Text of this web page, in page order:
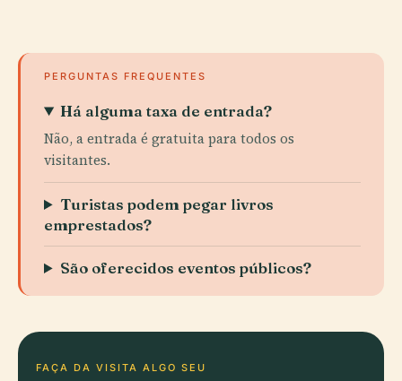
PERGUNTAS FREQUENTES
Há alguma taxa de entrada?
Não, a entrada é gratuita para todos os
visitantes.
Turistas podem pegar livros
emprestados?
São oferecidos eventos públicos?
FAÇA DA VISITA ALGO SEU